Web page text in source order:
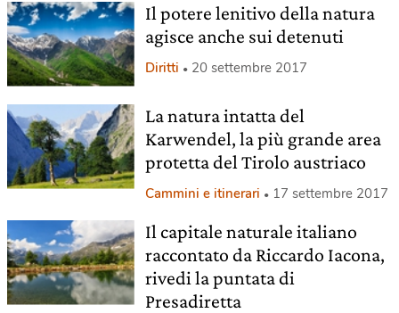
Il potere lenitivo della natura
agisce anche sui detenuti
Diritti 20 settembre 2017
La natura intatta del
Karwendel, la più grande area
protetta del Tirolo austriaco
Cammini e itinerari 17 settembre 2017
Il capitale naturale italiano
raccontato da Riccardo Iacona,
rivedi la puntata di
Presadiretta